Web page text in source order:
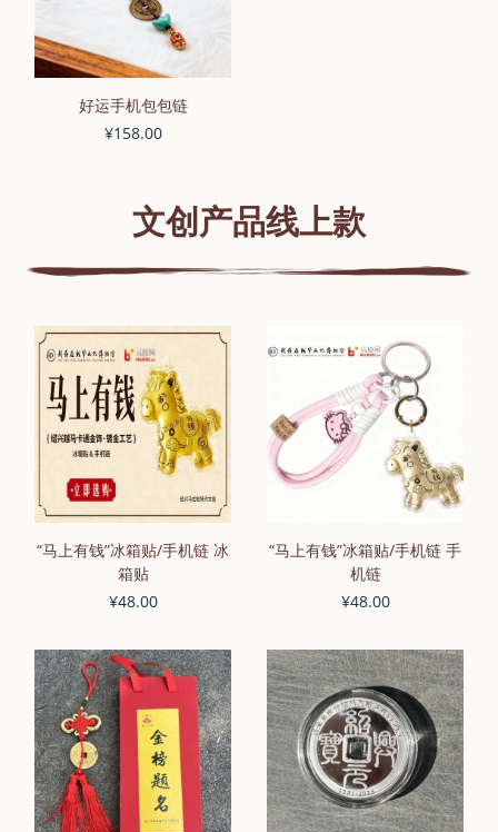
好运手机包包链
¥158.00
文创产品线上款
“马上有钱”冰箱贴/手机链 冰
箱贴
¥48.00
“马上有钱”冰箱贴/手机链 手
机链
¥48.00